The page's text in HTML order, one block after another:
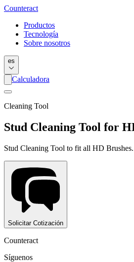
Counteract
Productos
Tecnología
Sobre nosotros
es
Calculadora
Cleaning Tool
Stud Cleaning Tool for
Stud Cleaning Tool to fit all HD Brushes.
Solicitar Cotización
Counteract
Síguenos